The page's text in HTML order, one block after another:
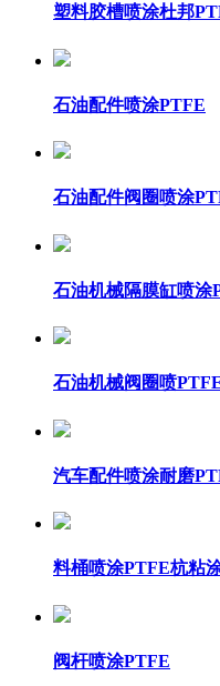
塑料胶槽喷涂杜邦
石油配件喷涂PTFE
石油配件阀圈喷涂
石油机械隔膜缸喷涂
石油机械阀圈喷
汽车配件喷涂耐磨
料桶喷涂PTFE杭粘
阀杆喷涂PTFE